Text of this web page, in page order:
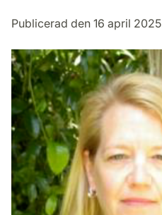
Publicerad den 16 april 2025